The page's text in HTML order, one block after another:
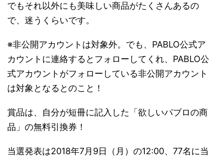
でもそれ以外にも美味しい商品がたくさんあるの
で、迷うくらいです。
※非公開アカウントは対象外。でも、PABLO公式ア
カウントに連絡するとフォローしてくれ、PABLO公
式アカウントがフォローしている非公開アカウント
は対象となるとのこと！
賞品は、自分が短冊に記入した「欲しいパブロの商
品」の無料引換券！
当選発表は2018年7月9日（月）の12:00、77名に当